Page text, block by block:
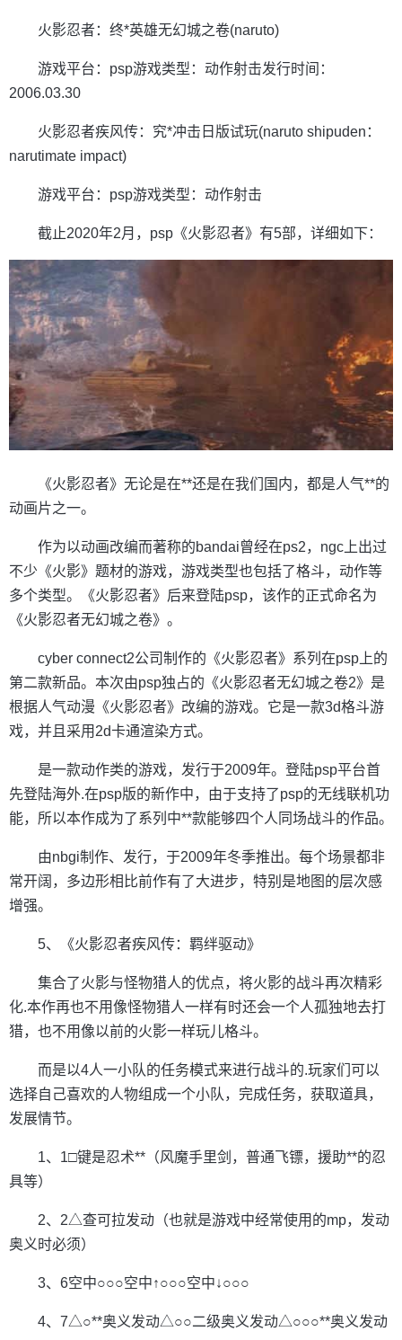
火影忍者：终*英雄无幻城之卷(naruto)
游戏平台：psp游戏类型：动作射击发行时间：
2006.03.30
火影忍者疾风传：究*冲击日版试玩(naruto shipuden：
narutimate impact)
游戏平台：psp游戏类型：动作射击
截止2020年2月，psp《火影忍者》有5部，详细如下：
《火影忍者》无论是在**还是在我们国内，都是人气**的
动画片之一。
作为以动画改编而著称的bandai曾经在ps2，ngc上出过
不少《火影》题材的游戏，游戏类型也包括了格斗，动作等
多个类型。《火影忍者》后来登陆psp，该作的正式命名为
《火影忍者无幻城之卷》。
cyber connect2公司制作的《火影忍者》系列在psp上的
第二款新品。本次由psp独占的《火影忍者无幻城之卷2》是
根据人气动漫《火影忍者》改编的游戏。它是一款3d格斗游
戏，并且采用2d卡通渲染方式。
是一款动作类的游戏，发行于2009年。登陆psp平台首
先登陆海外.在psp版的新作中，由于支持了psp的无线联机功
能，所以本作成为了系列中**款能够四个人同场战斗的作品。
由nbgi制作、发行，于2009年冬季推出。每个场景都非
常开阔，多边形相比前作有了大进步，特别是地图的层次感
增强。
5、《火影忍者疾风传：羁绊驱动》
集合了火影与怪物猎人的优点，将火影的战斗再次精彩
化.本作再也不用像怪物猎人一样有时还会一个人孤独地去打
猎，也不用像以前的火影一样玩儿格斗。
而是以4人一小队的任务模式来进行战斗的.玩家们可以
选择自己喜欢的人物组成一个小队，完成任务，获取道具，
发展情节。
1、1□键是忍术**（风魔手里剑，普通飞镖，援助**的忍
具等）
2、2△查可拉发动（也就是游戏中经常使用的mp，发动
奥义时必须）
3、6空中○○○空中↑○○○空中↓○○○
4、7△○**奥义发动△○○二级奥义发动△○○○**奥义发动